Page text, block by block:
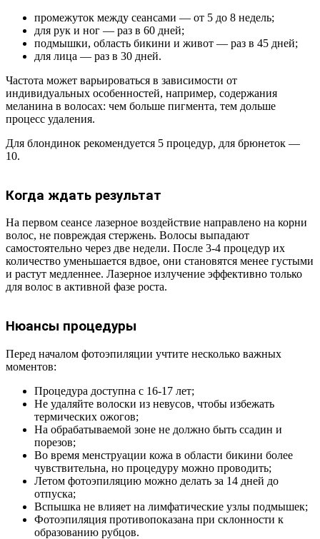
промежуток между сеансами — от 5 до 8 недель;
для рук и ног — раз в 60 дней;
подмышки, область бикини и живот — раз в 45 дней;
для лица — раз в 30 дней.
Частота может варьироваться в зависимости от
индивидуальных особенностей, например, содержания
меланина в волосах: чем больше пигмента, тем дольше
процесс удаления.
Для блондинок рекомендуется 5 процедур, для брюнеток —
10.
Когда ждать результат
На первом сеансе лазерное воздействие направлено на корни
волос, не повреждая стержень. Волосы выпадают
самостоятельно через две недели. После 3-4 процедур их
количество уменьшается вдвое, они становятся менее густыми
и растут медленнее. Лазерное излучение эффективно только
для волос в активной фазе роста.
Нюансы процедуры
Перед началом фотоэпиляции учтите несколько важных
моментов:
Процедура доступна с 16-17 лет;
Не удаляйте волоски из невусов, чтобы избежать
термических ожогов;
На обрабатываемой зоне не должно быть ссадин и
порезов;
Во время менструации кожа в области бикини более
чувствительна, но процедуру можно проводить;
Летом фотоэпиляцию можно делать за 14 дней до
отпуска;
Вспышка не влияет на лимфатические узлы подмышек;
Фотоэпиляция противопоказана при склонности к
образованию рубцов.